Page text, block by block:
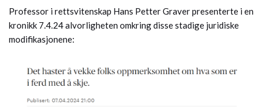
Professor i rettsvitenskap Hans Petter Graver presenterte i en
kronikk 7.4.24 alvorligheten omkring disse stadige juridiske
modifikasjonene: